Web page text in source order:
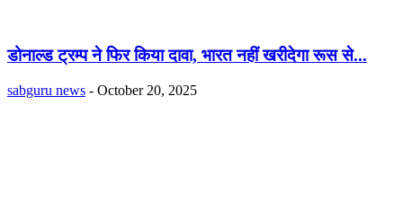
डोनाल्ड ट्रम्प ने फिर किया दावा, भारत नहीं खरीदेगा रूस से...
sabguru news - October 20, 2025